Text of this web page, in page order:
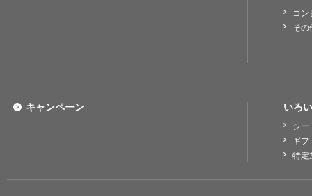
コ
その
いろ
シー
ギフ
特定
キャンペーン